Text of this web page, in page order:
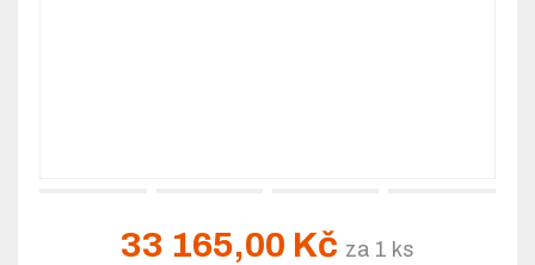
33 165,00 Kč za 1 ks